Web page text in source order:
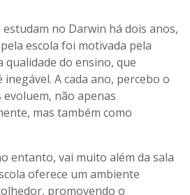
de Beatriz
no Darwin há dois anos,
escola foi motivada pela
qualidade do ensino, que
A cada ano, percebo o
mas também como